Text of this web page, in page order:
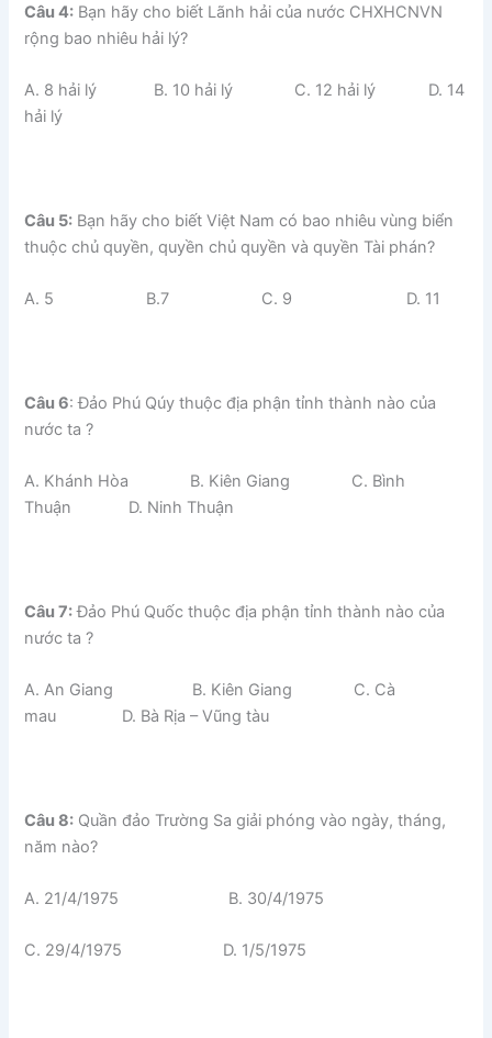
Câu 4: Bạn hãy cho biết Lãnh hải của nước CHXHCNVN
rộng bao nhiêu hải lý?
A. 8 hải lý B. 10 hải lý C. 12 hải lý D. 14
hải lý
Câu 5: Bạn hãy cho biết Việt Nam có bao nhiêu vùng biển
thuộc chủ quyền, quyền chủ quyền và quyền Tài phán?
A. 5 B.7 C. 9 D. 11
Câu 6: Đảo Phú Qúy thuộc địa phận tỉnh thành nào của
nước ta ?
A. Khánh Hòa B. Kiên Giang C. Bình
Thuận D. Ninh Thuận
Câu 7:Đảo Phú Quốc thuộc địa phận tỉnh thành nào của
nước ta ?
A. An Giang B. Kiên Giang C. Cà
mau D. Bà Rịa – Vũng tàu
Câu 8: Quần đảo Trường Sa giải phóng vào ngày, tháng,
năm nào?
A. 21/4/1975 B. 30/4/1975
C. 29/4/1975 D. 1/5/1975